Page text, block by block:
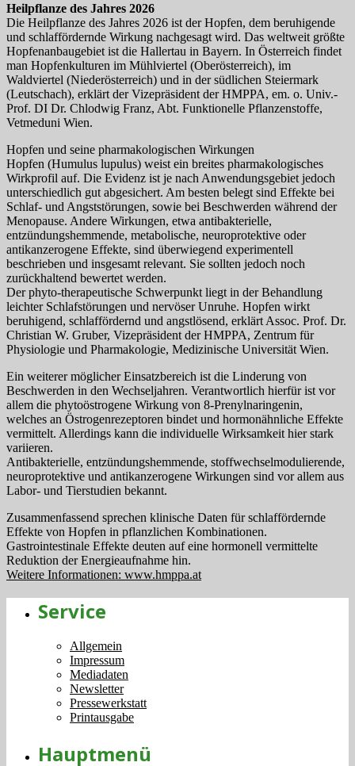
Heilpflanze des Jahres 2026
Die Heilpflanze des Jahres 2026 ist der Hopfen, dem beruhigende
und schlaffördernde Wirkung nachgesagt wird. Das weltweit größte
Hopfenanbaugebiet ist die Hallertau in Bayern. In Österreich findet
man Hopfenkulturen im Mühlviertel (Oberösterreich), im
Waldviertel (Niederösterreich) und in der südlichen Steiermark
(Leutschach), erklärt der Vizepräsident der HMPPA, em. o. Univ.-
Prof. DI Dr. Chlodwig Franz, Abt. Funktionelle Pflanzenstoffe,
Vetmeduni Wien.
Hopfen und seine pharmakologischen Wirkungen
Hopfen (Humulus lupulus) weist ein breites pharmakologisches
Wirkprofil auf. Die Evidenz ist je nach Anwendungsgebiet jedoch
unterschiedlich gut abgesichert. Am besten belegt sind Effekte bei
Schlaf- und Angststörungen, sowie bei Beschwerden während der
Menopause. Andere Wirkungen, etwa antibakterielle,
entzündungshemmende, metabolische, neuroprotektive oder
antikanzerogene Effekte, sind überwiegend experimentell
beschrieben und insgesamt relevant. Sie sollten jedoch noch
zurückhaltend bewertet werden.
Der phyto-therapeutische Schwerpunkt liegt in der Behandlung
leichter Schlafstörungen und nervöser Unruhe. Hopfen wirkt
beruhigend, schlaffördernd und angstlösend, erklärt Assoc. Prof. Dr.
Christian W. Gruber, Vizepräsident der HMPPA, Zentrum für
Physiologie und Pharmakologie, Medizinische Universität Wien.
Ein weiterer möglicher Einsatzbereich ist die Linderung von
Beschwerden in den Wechseljahren. Verantwortlich hierfür ist vor
allem die phytoöstrogene Wirkung von 8-Prenylnaringenin,
welches an Östrogenrezeptoren bindet und hormonähnliche Effekte
vermittelt. Allerdings kann die individuelle Wirksamkeit hier stark
variieren.
Antibakterielle, entzündungshemmende, stoffwechselmodulierende,
neuroprotektive und antikanzerogene Wirkungen sind vor allem aus
Labor- und Tierstudien bekannt.
Zusammenfassend sprechen klinische Daten für schlaffördernde
Effekte von Hopfen in pflanzlichen Kombinationen.
Gastrointestinale Effekte deuten auf eine hormonell vermittelte
Reduktion der Energieaufnahme hin.
Weitere Informationen: www.hmppa.at
Service
Allgemein
Impressum
Mediadaten
Newsletter
Pressewerkstatt
Printausgabe
Hauptmenü